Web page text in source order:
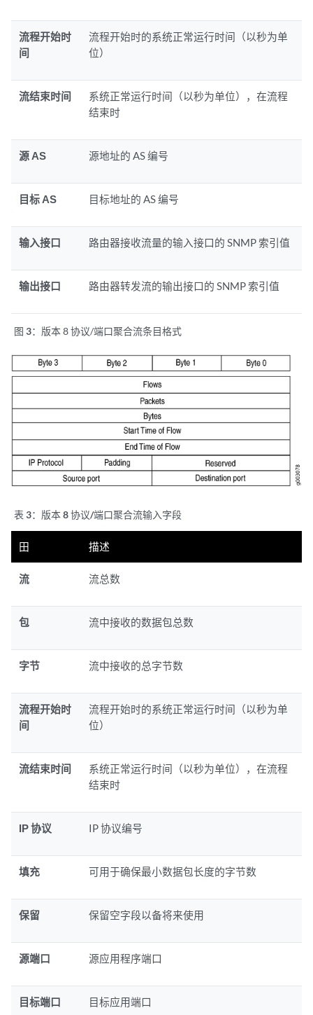
流程开始时
间
流程开始时的系统正常运行时间（以秒为单
位）
流结束时间
系统正常运行时间（以秒为单位），在流程
结束时
源 AS 源地址的 AS 编号
目标 AS 目标地址的 AS 编号
输入接口 路由器接收流量的输入接口的 SNMP 索引值
输出接口 路由器转发流的输出接口的 SNMP 索引值
图 3： 版本 8 协议/端口聚合流条目格式
表 3： 版本 8 协议/端口聚合流输入字段
田 描述
流 流总数
包 流中接收的数据包总数
字节 流中接收的总字节数
流程开始时
间
流程开始时的系统正常运行时间（以秒为单
位）
流结束时间
系统正常运行时间（以秒为单位），在流程
结束时
IP 协议 IP 协议编号
填充 可用于确保最小数据包长度的字节数
保留 保留空字段以备将来使用
源端口 源应用程序端口
目标端口 目标应用端口